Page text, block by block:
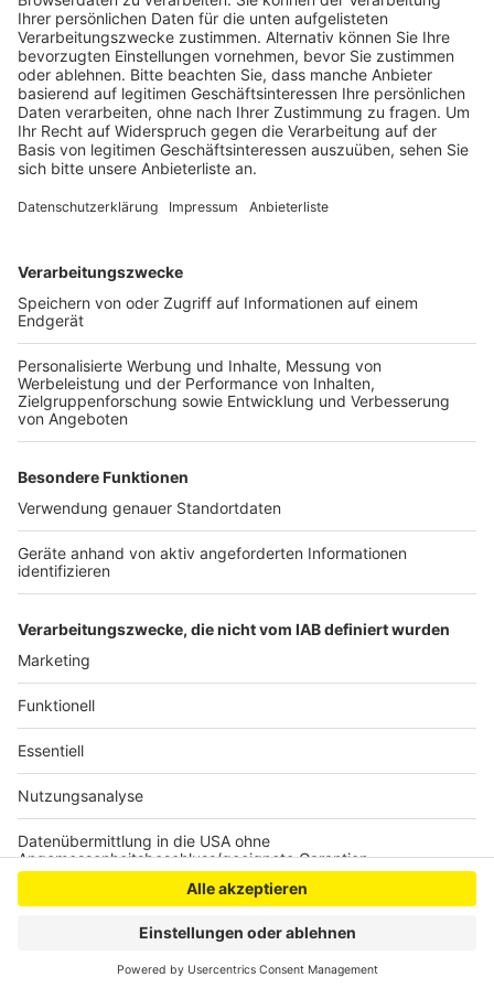
Anzeige
gefährliche Situationen für die Kinder und die
Lehrerinnen und Lehrer entstehen, heißt es in einer
Mitteilung der Schule.
Veröffentlicht:Sonntag, 06.02.2022 15:21
Anzeige
Eltern jetzt gemeinsam in der „Rush-Hour“ von halb 8
bis 8 mit Bannern auf die Situation aufmerksam
machen – und das bis Freitag jeden Tag. Um die
Situation zu entschärfen, hat die Schule nach eigenen
Angaben schon Kontakt mit der Stadt aufgenommen
Die Stadtverwaltung solle prüfen, wie die Zu- und
Abfahrt zur Schule besser geregelt werden kann.
Anzeige